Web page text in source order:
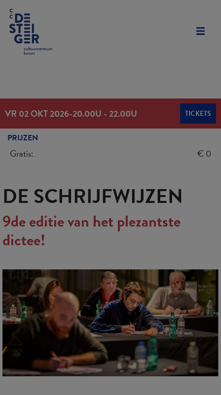
cultuurcentrum
boom
DE SCHRIJFWIJZEN
9de editie van het plezantste
dictee!
VR 02 OKT 2026-20.00U - 22.00U TICKETS
PRIJZEN
Gratis: € 0